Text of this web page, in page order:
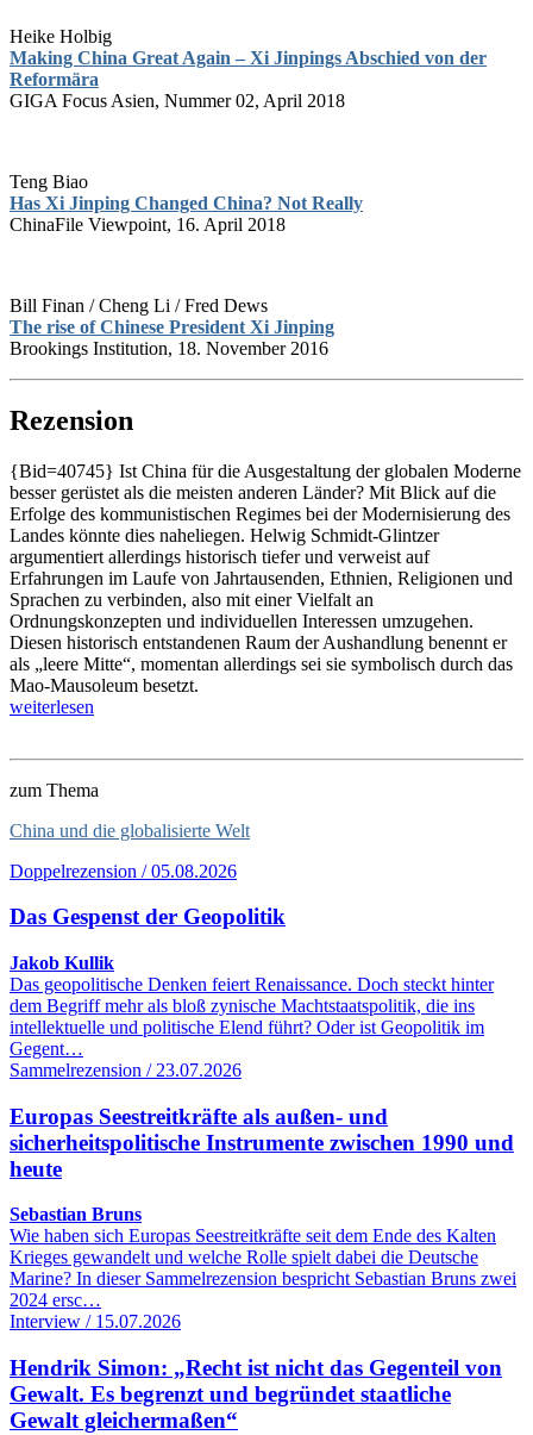
Heike Holbig
Making China Great Again – Xi Jinpings Abschied von der
Reformära
GIGA Focus Asien, Nummer 02, April 2018
Teng Biao
Has Xi Jinping Changed China? Not Really
ChinaFile Viewpoint, 16. April 2018
Bill Finan / Cheng Li / Fred Dews
The rise of Chinese President Xi Jinping
Brookings Institution, 18. November 2016
Rezension
{Bid=40745} Ist China für die Ausgestaltung der globalen Moderne
besser gerüstet als die meisten anderen Länder? Mit Blick auf die
Erfolge des kommunistischen Regimes bei der Modernisierung des
Landes könnte dies naheliegen. Helwig Schmidt-Glintzer
argumentiert allerdings historisch tiefer und verweist auf
Erfahrungen im Laufe von Jahrtausenden, Ethnien, Religionen und
Sprachen zu verbinden, also mit einer Vielfalt an
Ordnungskonzepten und individuellen Interessen umzugehen.
Diesen historisch entstandenen Raum der Aushandlung benennt er
als „leere Mitte“, momentan allerdings sei sie symbolisch durch das
Mao-Mausoleum besetzt.
weiterlesen
zum Thema
China und die globalisierte Welt
Doppelrezension / 05.08.2026
Das Gespenst der Geopolitik
Jakob Kullik
Das geopolitische Denken feiert Renaissance. Doch steckt hinter
dem Begriff mehr als bloß zynische Machtstaatspolitik, die ins
intellektuelle und politische Elend führt? Oder ist Geopolitik im
Gegent…
Sammelrezension / 23.07.2026
Europas Seestreitkräfte als außen- und
sicherheitspolitische Instrumente zwischen 1990 und
heute
Sebastian Bruns
Wie haben sich Europas Seestreitkräfte seit dem Ende des Kalten
Krieges gewandelt und welche Rolle spielt dabei die Deutsche
Marine? In dieser Sammelrezension bespricht Sebastian Bruns zwei
2024 ersc…
Interview / 15.07.2026
Hendrik Simon: „Recht ist nicht das Gegenteil von
Gewalt. Es begrenzt und begründet staatliche
Gewalt gleichermaßen“